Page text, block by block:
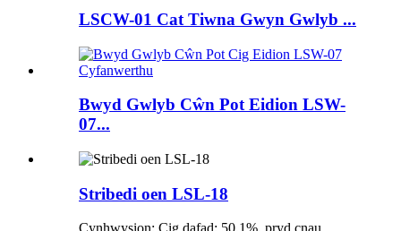
LSCW-01 Cat Tiwna Gwyn Gwlyb ...
Bwyd Gwlyb Cŵn Pot Eidion LSW-
07...
Stribedi oen LSL-18